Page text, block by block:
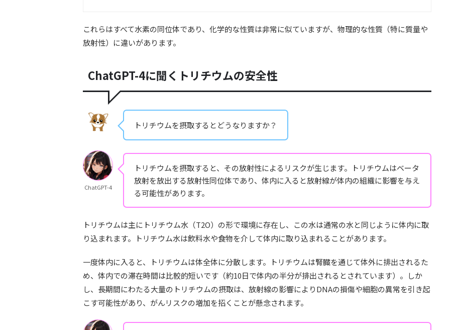
これらはすべて水素の同位体であり、化学的な性質は非常に似ていますが、物理的な性質（特に質量や
放射性）に違いがあります。
ChatGPT-4に聞くトリチウムの安全性
トリチウムを摂取するとどうなりますか？
ChatGPT-4
トリチウムを摂取すると、その放射性によるリスクが生じます。トリチウムはベータ
放射を放出する放射性同位体であり、体内に入ると放射線が体内の組織に影響を与え
る可能性があります。
トリチウムは主にトリチウム水（T2O）の形で環境に存在し、この水は通常の水と同じように体内に取
り込まれます。トリチウム水は飲料水や食物を介して体内に取り込まれることがあります。
一度体内に入ると、トリチウムは体全体に分散します。トリチウムは腎臓を通じて体外に排出されるた
め、体内での滞在時間は比較的短いです（約10日で体内の半分が排出されるとされています）。しか
し、長期間にわたる大量のトリチウムの摂取は、放射線の影響によりDNAの損傷や細胞の異常を引き起
こす可能性があり、がんリスクの増加を招くことが懸念されます。